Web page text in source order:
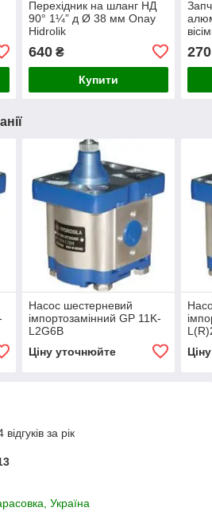
Перехідник на шланг НД
90° 1¼” д Ø 38 мм Onay
Hidrolik
640₴
Купити
270
Насос шестерневий
імпортозамінний GP 11K-
L2G6B
Ціну уточнюйте
за рік
Україна